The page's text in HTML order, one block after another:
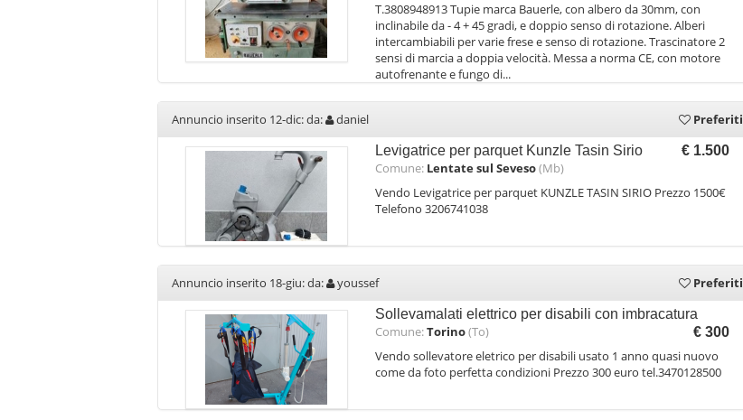
T.3808948913 Tupie marca Bauerle, con albero da 30mm, con
inclinabile da - 4 + 45 gradi, e doppio senso di rotazione. Alberi
intercambiabili per varie frese e senso di rotazione. Trascinatore 2
sensi di marcia a doppia velocità. Messa a norma CE, con motore
autofrenante e fungo di...
Annuncio inserito 12-dic: da: daniel Preferiti
Levigatrice per parquet Kunzle Tasin Sirio € 1.500
Comune: Lentate sul Seveso(Mb)
Vendo Levigatrice per parquet KUNZLE TASIN SIRIO Prezzo 1500€
Telefono 3206741038
Annuncio inserito 18-giu: da: youssef Preferiti
Sollevamalati elettrico per disabili con imbracatura
€ 300
Comune:Torino(To)
Vendo sollevatore eletrico per disabili usato 1 anno quasi nuovo
come da foto perfetta condizioni Prezzo 300 euro tel.3470128500